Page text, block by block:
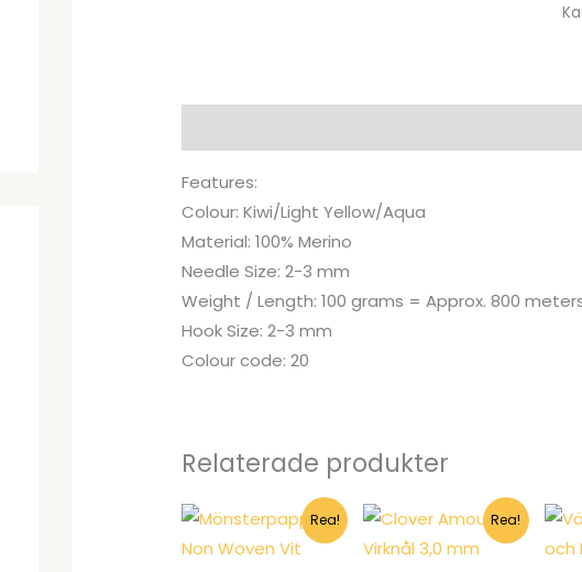
Features:
Colour: Kiwi/Light Yellow/Aqua
Material: 100% Merino
Needle Size: 2-3 mm
Weight / Length: 100 grams = Approx. 800
Hook Size: 2-3 mm
Colour code: 20
Relaterade produkter
Rea! Rea!